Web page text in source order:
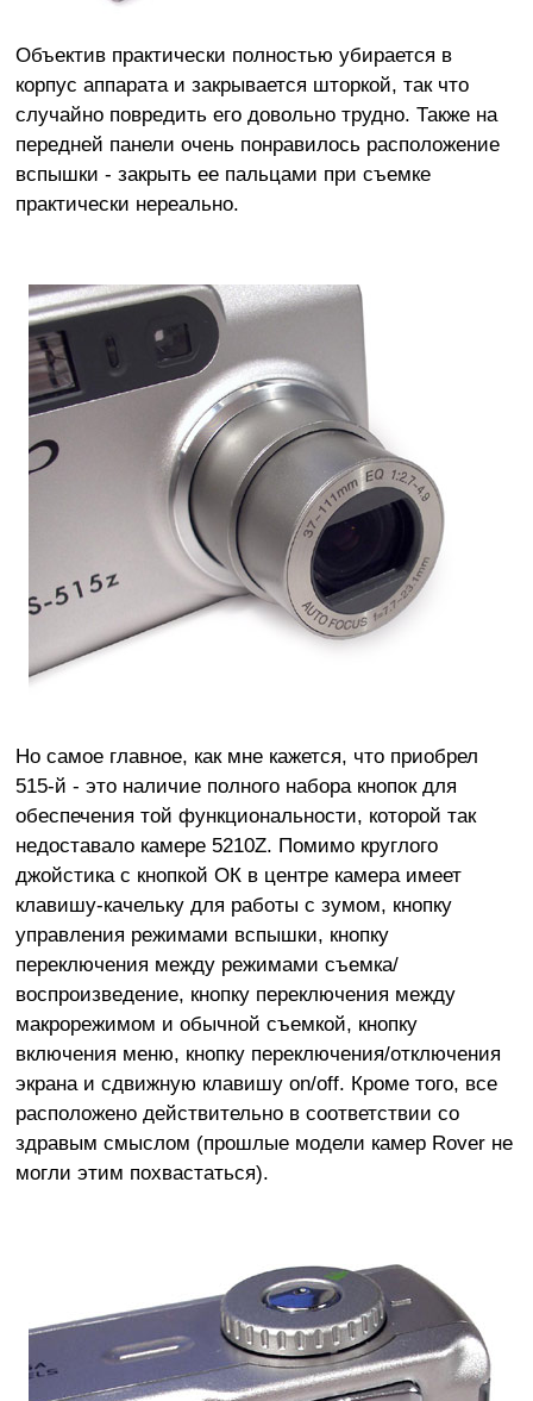
Объектив практически полностью убирается в
корпус аппарата и закрывается шторкой, так что
случайно повредить его довольно трудно. Также на
передней панели очень понравилось расположение
вспышки - закрыть ее пальцами при съемке
практически нереально.
Но самое главное, как мне кажется, что приобрел
515-й - это наличие полного набора кнопок для
обеспечения той функциональности, которой так
недоставало камере 5210Z. Помимо круглого
джойстика с кнопкой ОК в центре камера имеет
клавишу-качельку для работы с зумом, кнопку
управления режимами вспышки, кнопку
переключения между режимами съемка/
воспроизведение, кнопку переключения между
макрорежимом и обычной съемкой, кнопку
включения меню, кнопку переключения/отключения
экрана и сдвижную клавишу on/off. Кроме того, все
расположено действительно в соответствии со
здравым смыслом (прошлые модели камер Rover не
могли этим похвастаться).